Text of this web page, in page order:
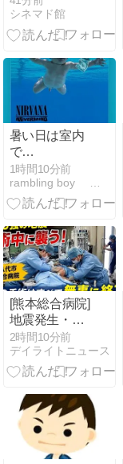
シネマド館
暑い日は室内
で…
1時間10分前
[熊本総合病院]
地震発生・手
術中に医師ら
が患者を守る
様子が記録さ
2時間10分前
デイライトニュース